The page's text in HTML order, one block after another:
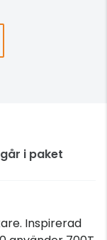
i paket
Inspirerad